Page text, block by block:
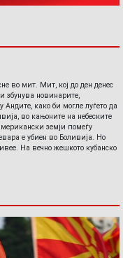
во мит. Мит, кој до ден денес
збунува новинарите,
како би могле луѓето да
во кањоните на небеските
земји помеѓу
е убиен во Боливија. Но
На вечно жешкото кубанско